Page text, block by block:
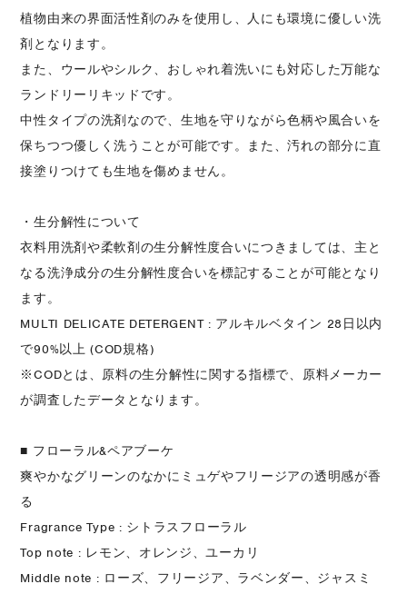
植物由来の界面活性剤のみを使用し、人にも環境に優しい洗
剤となります。
また、ウールやシルク、おしゃれ着洗いにも対応した万能な
ランドリーリキッドです。
中性タイプの洗剤なので、生地を守りながら色柄や風合いを
保ちつつ優しく洗うことが可能です。また、汚れの部分に直
接塗りつけても生地を傷めません。
・生分解性について
衣料用洗剤や柔軟剤の生分解性度合いにつきましては、主と
なる洗浄成分の生分解性度合いを標記することが可能となり
ます。
MULTI DELICATE DETERGENT : アルキルベタイン 28日以内
で90%以上 (COD規格)
※CODとは、原料の生分解性に関する指標で、原料メーカー
が調査したデータとなります。
■ フローラル&ペアブーケ
爽やかなグリーンのなかにミュゲやフリージアの透明感が香
る
Fragrance Type : シトラスフローラル
Top note : レモン、オレンジ、ユーカリ
Middle note : ローズ、フリージア、ラベンダー、ジャスミ